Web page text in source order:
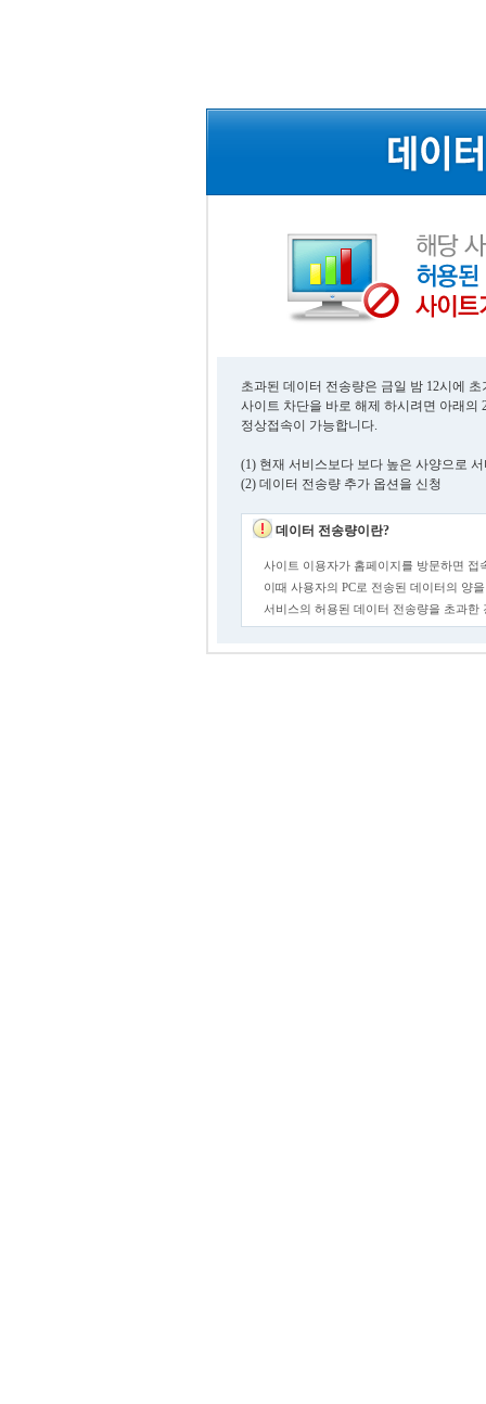
초과된 데이터 전송량은 금일 밤 12시에
사이트 차단을 바로 해제 하시려면 아래의
정상접속이 가능합니다.
(1) 현재 서비스보다 보다 높은 사양으로
(2) 데이터 전송량 추가 옵션을 신청
데이터 전송량이란?
사이트 이용자가 홈페이지를 방문하면 접
이때 사용자의 PC로 전송된 데이터의 양
서비스의 허용된 데이터 전송량을 초과